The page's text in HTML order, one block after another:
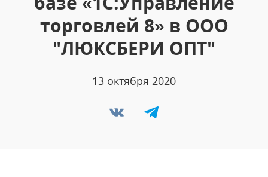
торговлей 8» в ООО
"ЛЮКСБЕРИ ОПТ"
13 октября 2020